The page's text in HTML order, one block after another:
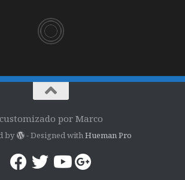
customizado por Marco
by - Designed withHueman Pro